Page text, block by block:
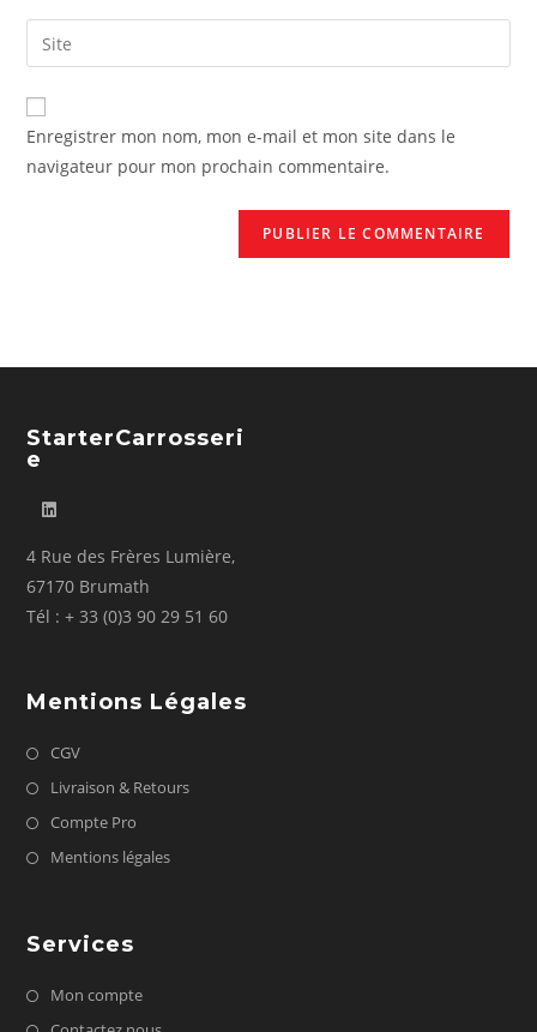
Enregistrer mon nom, mon e-mail et mon site dans le
navigateur pour mon prochain commentaire.
StarterCarrosseri
E
4 Rue des Frères Lumière,
67170 Brumath
Tél : + 33 (0)3 90 29 51 60
Mentions Légales
CGV
Livraison & Retours
Compte Pro
Mentions légales
Services
Mon compte